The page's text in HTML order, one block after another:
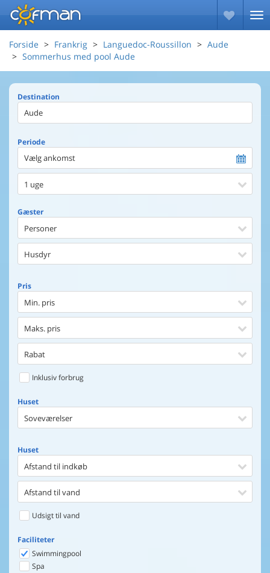
Forside Frankrig Languedoc-Roussillon
Aude
Sommerhus med pool Aude
Destination
Periode
Vælg ankomst
1 uge
Gæster
Personer
Husdyr
Pris
Min. pris
Maks. pris
Rabat
Inklusiv forbrug
Huset
Soveværelser
Huset
Afstand til indkøb
Afstand til vand
Udsigt til vand
Faciliteter
Swimmingpool
Spa